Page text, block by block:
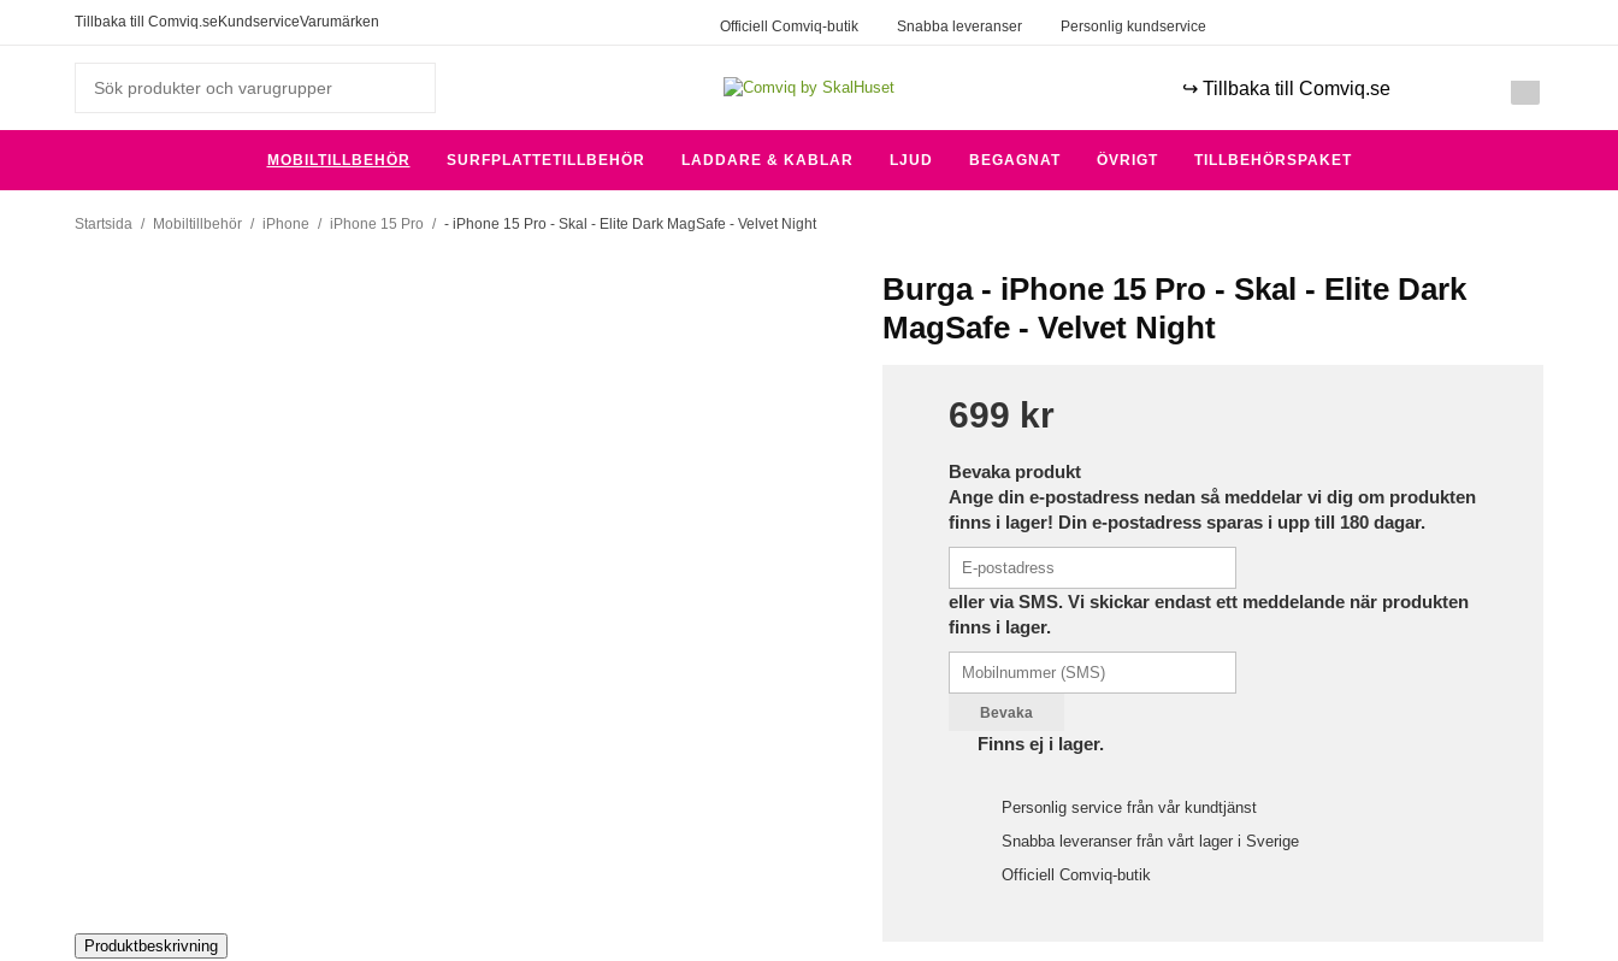
Tillbaka till Comviq.se KundserviceVarumärken Officiell Comviq-butik Snabba leveranser Personlig kundservice
↪️ Tillbaka till Comviq.se
MOBILTILLBEHÖR SURFPLATTETILLBEHÖR LADDARE & KABLAR LJUD BEGAGNAT ÖVRIGT TILLBEHÖRSPAKET
Startsida / Mobiltillbehör / iPhone / iPhone 15 Pro / - iPhone 15 Pro - Skal - Elite Dark MagSafe - Velvet Night
Burga - iPhone 15 Pro - Skal - Elite Dark
MagSafe - Velvet Night
699 kr
Bevaka produkt
Ange din e-postadress nedan så meddelar vi dig om produkten
finns i lager! Din e-postadress sparas i upp till 180 dagar.
eller via SMS. Vi skickar endast ett meddelande när produkten
finns i lager.
Bevaka
Finns ej i lager.
Personlig service från vår kundtjänst
Snabba leveranser från vårt lager i Sverige
Officiell Comviq-butik
Produktbeskrivning